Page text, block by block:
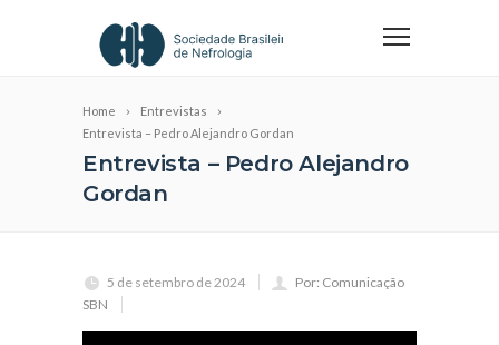
Home
Entrevistas
Entrevista – Pedro Alejandro Gordan
Entrevista – Pedro Alejandro
Gordan
5 de setembro de 2024
Por: Comunicação
SBN